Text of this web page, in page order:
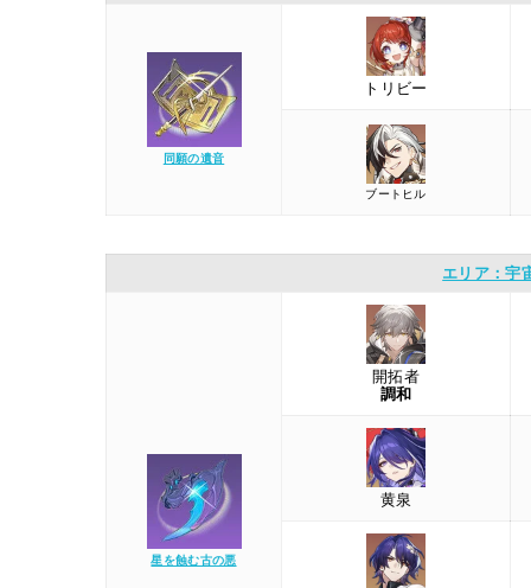
同願の遺音
トリビー
ブートヒル
エリア：宇
星を蝕む古の悪
開拓者
調和
黄泉